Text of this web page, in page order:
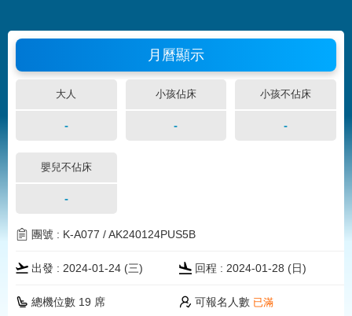
月曆顯示
大人 小孩佔床 小孩不佔床
- - -
嬰兒不佔床
-
團號 : K-A077 / AK240124PUS5B
出發 : 2024-01-24 (三) 回程 : 2024-01-28 (日)
總機位數 19 席 可報名人數 已滿